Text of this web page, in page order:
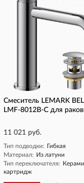
Смеситель LEMARK
LMF-8012B-C для
11 021 руб.
Тип подводки: Гибкая
Материал: Из латуни
Тип переключателя:
картридж